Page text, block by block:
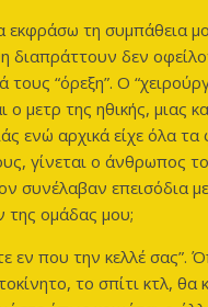
εκφράσω τη συμπάθεια
δεν
“όρεξη”. Ο
ο μετρ της ηθικής,
ενώ αρχικά είχε όλα
γίνεται ο
συνέλαβαν επεισόδια
της ομάδας μου;
εν που την κελλέ
το σπίτι κτλ,